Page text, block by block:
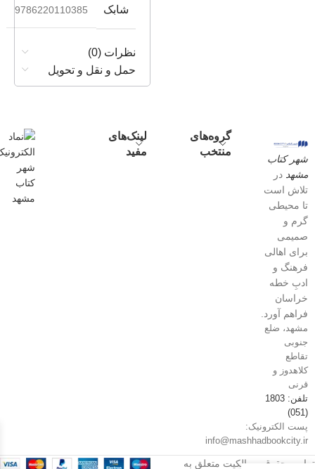
شابک 9786220110385
نظرات (0)
حمل و نقل و تحویل
شهر کتاب
مشهد در
تلاش است
تا محیطی
گرم و
صمیمی
برای اهالی
فرهنگ و
ادبِ خطه
خراسان
فراهم آورد.
مشهد، ضلع
جنوبی
تقاطع
کلاهدوز و
قرنی
تلفن: 1803
(051)
پست الکترونیک:
info@mashhadbookcity.ir
گروه‌های
منتخب
لینک‌های
مفید
تمامی حقوق و مالکیت متعلق به